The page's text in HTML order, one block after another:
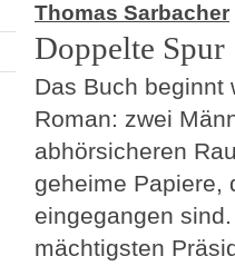
Thomas Sarbacher
Doppelte Spur
Das Buch beginnt
Roman: zwei
abhörsicheren
geheime Papiere,
eingegangen
mächtigsten